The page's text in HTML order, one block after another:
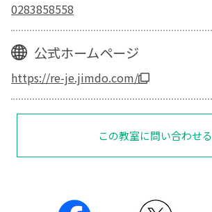
0283858558
公式ホームページ
https://re-je.jimdo.com/
この教室に問い合わせる